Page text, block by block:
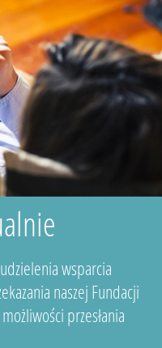
wsparcia
naszej Fundacji
przesłania